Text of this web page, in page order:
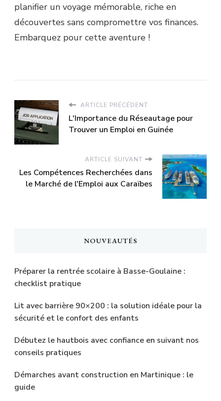
planifier un voyage mémorable, riche en
découvertes sans compromettre vos finances.
Embarquez pour cette aventure !
ARTICLE PRÉCÉDENT
L'Importance du Réseautage pour
Trouver un Emploi en Guinée
ARTICLE SUIVANT
Les Compétences Recherchées dans
le Marché de l'Emploi aux Caraïbes
NOUVEAUTÉS
Préparer la rentrée scolaire à Basse-Goulaine :
checklist pratique
Lit avec barrière 90×200 : la solution idéale pour la
sécurité et le confort des enfants
Débutez le hautbois avec confiance en suivant nos
conseils pratiques
Démarches avant construction en Martinique : le
guide